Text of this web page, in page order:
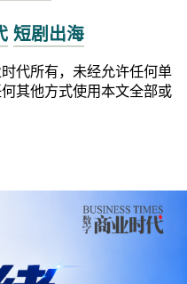
短剧出海
代所有，未经允许任何单
其他方式使用本文全部或